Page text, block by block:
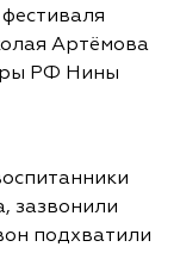
Артёмова
РФ Нины
зазвонили
подхватили